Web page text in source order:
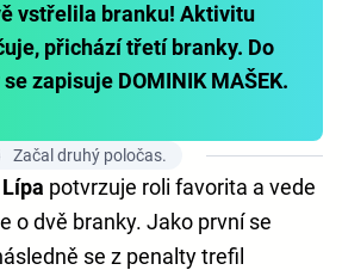
vstřelila branku! Aktivitu
přichází třetí branky. Do
zapisuje DOMINIK MAŠEK.
Začal druhý poločas.
potvrzuje roli favorita a vede
o dvě branky. Jako první se
se z penalty trefil